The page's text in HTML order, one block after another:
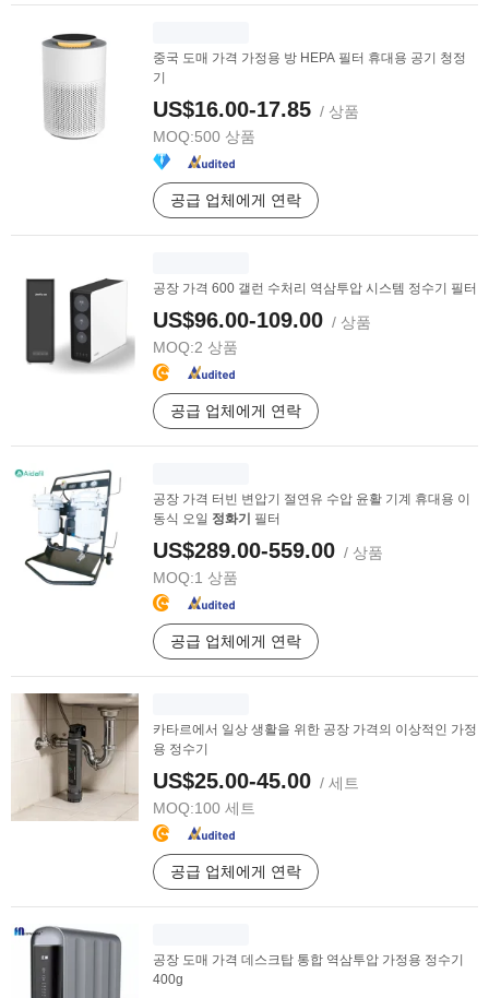
중국 도매 가격 가정용 방 HEPA 필터 휴대용 공기 청정
기
US$16.00-17.85 / 상품
MOQ:500 상품
공급 업체에게 연락
공장 가격 600 갤런 수처리 역삼투압 시스템 정수기 필터
US$96.00-109.00 / 상품
MOQ:2 상품
공급 업체에게 연락
공장 가격 터빈 변압기 절연유 수압 윤활 기계 휴대용 이
동식 오일 정화기 필터
US$289.00-559.00 / 상품
MOQ:1 상품
공급 업체에게 연락
카타르에서 일상 생활을 위한 공장 가격의 이상적인 가정
용 정수기
US$25.00-45.00 / 세트
MOQ:100 세트
공급 업체에게 연락
공장 도매 가격 데스크탑 통합 역삼투압 가정용 정수기
400g